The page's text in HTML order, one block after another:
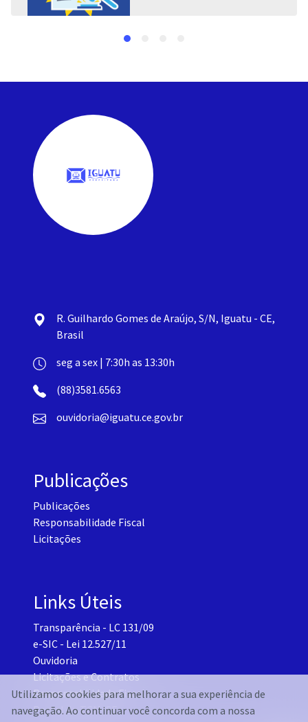
R. Guilhardo Gomes de Araújo, S/N, Iguatu - CE,
Brasil
seg a sex | 7:30h as 13:30h
(88)3581.6563
ouvidoria@iguatu.ce.gov.br
Publicações
Publicações
Responsabilidade Fiscal
Licitações
Links Úteis
Transparência - LC 131/09
e-SIC - Lei 12.527/11
Ouvidoria
Licitações e Contratos
Responsabilidade Fiscal
Portal do TCM-CE
Utilizamos cookies para melhorar a sua experiência de
navegação. Ao continuar você concorda com a nossa